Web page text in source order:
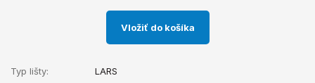
Vložiť do košíka
Typ lišty:
LARS